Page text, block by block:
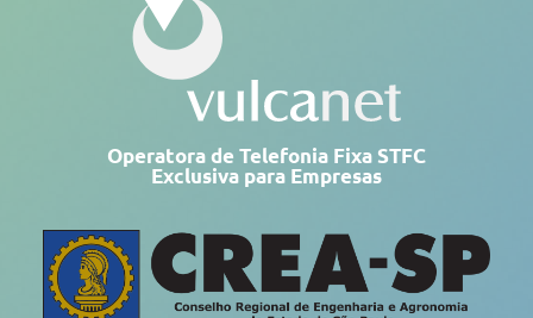
Operatora de Telefonia Fixa STFC
Exclusiva para Empresas